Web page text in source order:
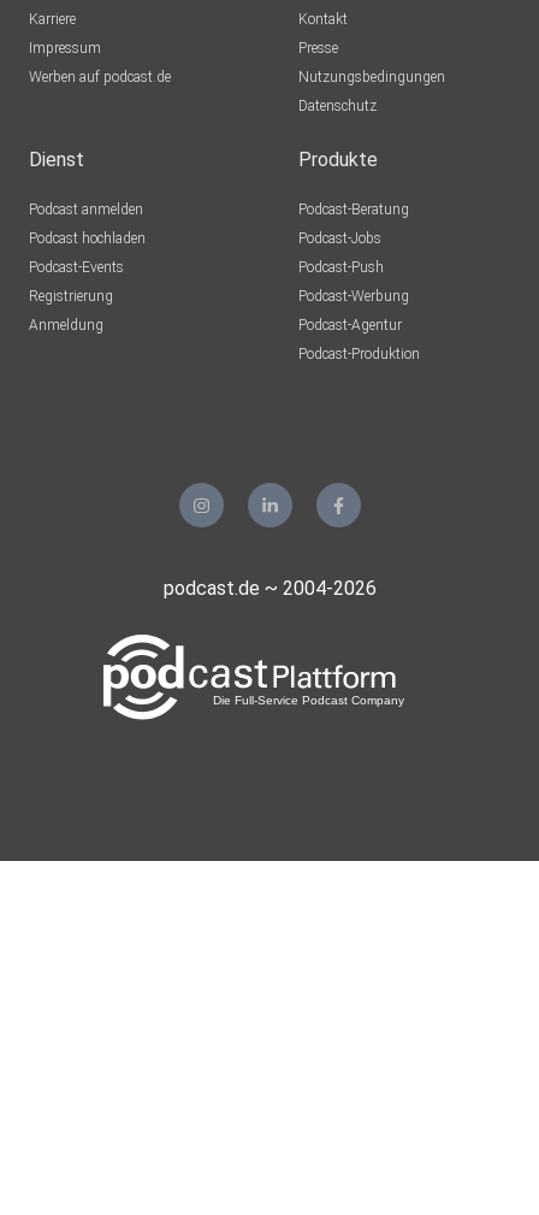
Karriere
Impressum
Werben auf podcast.de
Kontakt
Presse
Nutzungsbedingungen
Datenschutz
Dienst
Podcast anmelden
Podcast hochladen
Podcast-Events
Registrierung
Anmeldung
Produkte
Podcast-Beratung
Podcast-Jobs
Podcast-Push
Podcast-Werbung
Podcast-Agentur
Podcast-Produktion
podcast.de ~ 2004-2026